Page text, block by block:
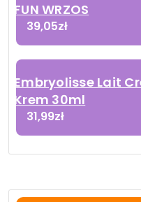
FUN WRZOS
39,05zł
Embryolisse Lait
Krem 30ml
31,99zł